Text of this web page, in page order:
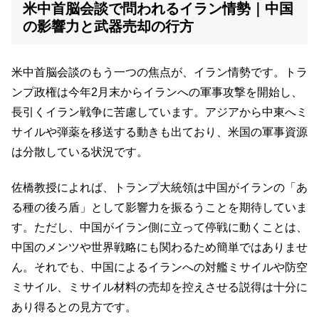
米中首脳会談で問われるイラン情勢｜中国
の影響力と武器売却の行方
米中首脳会談のもう一つの焦点が、イラン情勢です。トラ
ンプ政権は今年2月末からイランへの軍事攻撃を開始し、
長引くイラン戦争に苦慮しています。アジアから中東へミ
サイルや弾薬を移送する動きも出ており、米国の軍事資源
は分散している状況です。
佐橋教授によれば、トランプ大統領は中国がイランの「あ
る種の後ろ盾」として影響力を振るうことを期待していま
す。ただし、中国がイラン側に立って停戦に動くことは、
中国のメンツや世界戦略にも関わるため簡単ではありませ
ん。それでも、中国によるイランへの対艦ミサイルや防空
ミサイル、ミサイル材料の売却を控えさせる説得は十分に
あり得るとの見方です。